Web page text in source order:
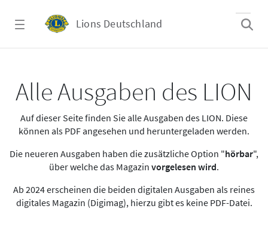
Lions Deutschland
Alle Ausgaben des LION
Auf dieser Seite finden Sie alle Ausgaben des LION. Diese
können als PDF angesehen und heruntergeladen werden.
Die neueren Ausgaben haben die zusätzliche Option "hörbar",
über welche das Magazin vorgelesen wird.
Ab 2024 erscheinen die beiden digitalen Ausgaben als reines
digitales Magazin (Digimag), hierzu gibt es keine PDF-Datei.